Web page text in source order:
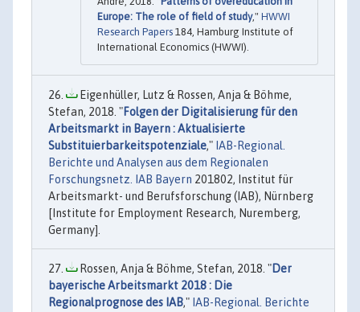
Europe: The role of field of study," HWWI
Research Papers 184, Hamburg Institute of
International Economics (HWWI).
Eigenhüller, Lutz & Rossen, Anja & Böhme,
Stefan, 2018. "Folgen der Digitalisierung für den
Arbeitsmarkt in Bayern : Aktualisierte
Substituierbarkeitspotenziale," IAB-Regional.
Berichte und Analysen aus dem Regionalen
Forschungsnetz. IAB Bayern 201802, Institut für
Arbeitsmarkt- und Berufsforschung (IAB), Nürnberg
[Institute for Employment Research, Nuremberg,
Germany].
Rossen, Anja & Böhme, Stefan, 2018. "Der
bayerische Arbeitsmarkt 2018 : Die
Regionalprognose des IAB," IAB-Regional. Berichte